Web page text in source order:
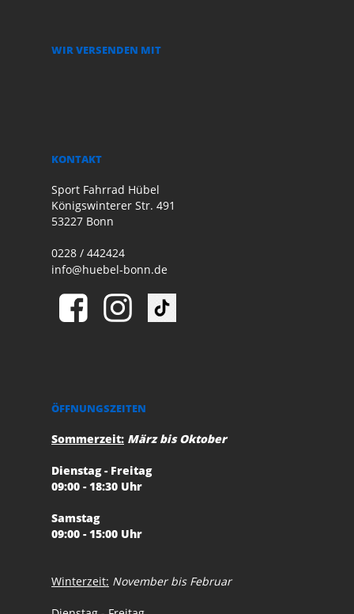
WIR VERSENDEN MIT
KONTAKT
Sport Fahrrad Hübel
Königswinterer Str. 491
53227 Bonn
0228 / 442424
info@huebel-bonn.de
ÖFFNUNGSZEITEN
Sommerzeit: März bis Oktober
Dienstag - Freitag
09:00 - 18:30 Uhr
Samstag
09:00 - 15:00 Uhr
Winterzeit: November bis Februar